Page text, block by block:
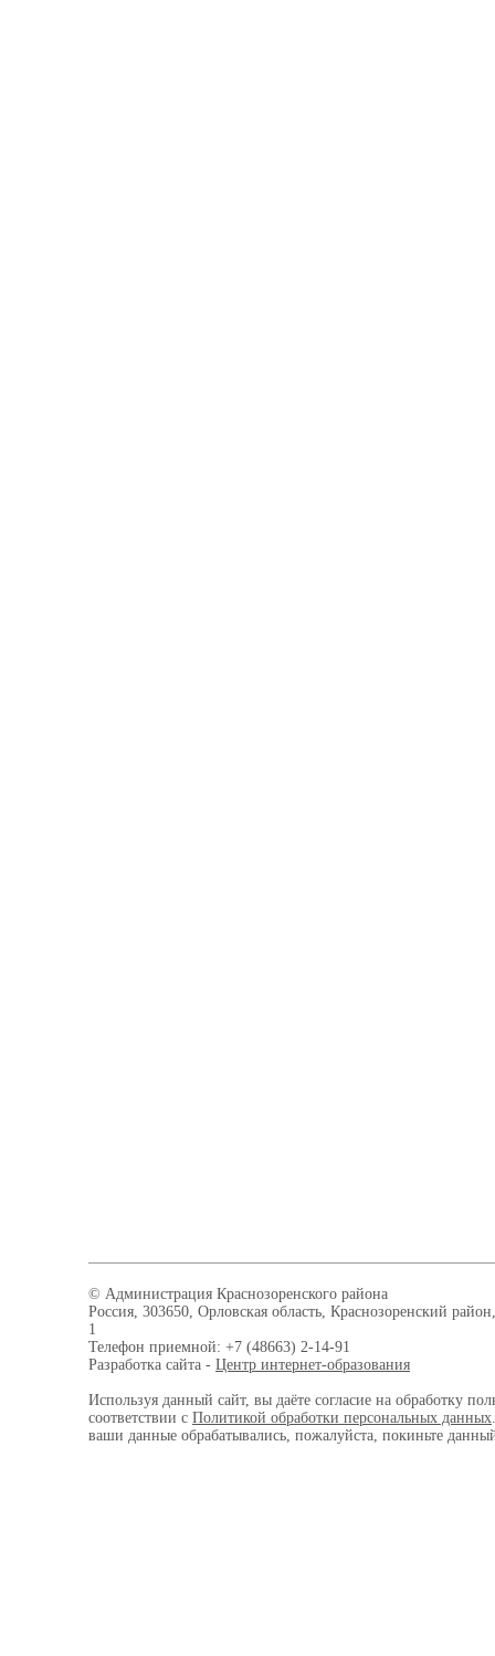
© Администрация Краснозоренского района
Россия, 303650, Орловская область, Краснозоренский
1
Телефон приемной: +7 (48663) 2-14-91
Разработка сайта - Центр интернет-образования
Используя данный сайт, вы даёте согласие на обработку
соответствии с Политикой обработки персональных данных
ваши данные обрабатывались, пожалуйста, покиньте